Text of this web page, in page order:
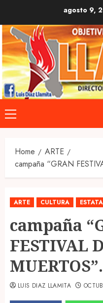
content
agosto 9,
Primary
Menu
Home
ARTE
campaña “GRAN
ARTE CULTURA
campaña
FESTIVAL
MUERTOS”.
LUIS DIAZ LLAMITA